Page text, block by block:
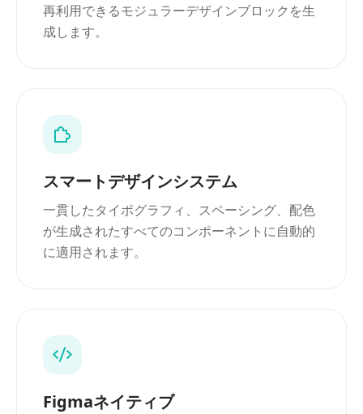
再利用できるモジュラーデザインブロックを生
成します。
スマートデザインシステム
一貫したタイポグラフィ、スペーシング、配色
が生成されたすべてのコンポーネントに自動的
に適用されます。
Figmaネイティブ